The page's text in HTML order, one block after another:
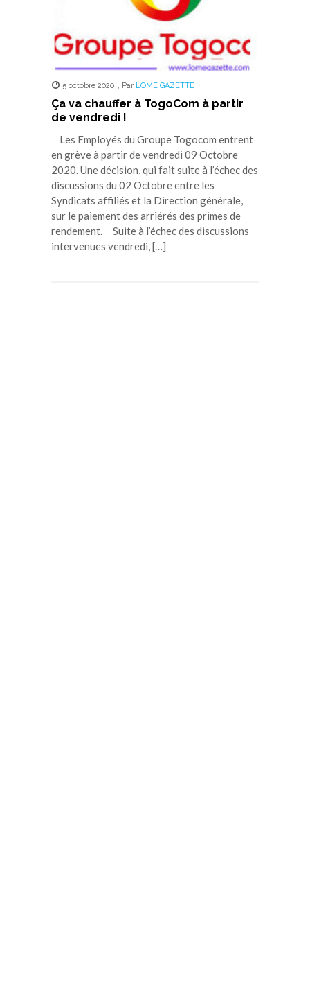
5 octobre 2020 , Par LOME GAZETTE
Ça va chauffer à TogoCom à partir
de vendredi !
Les Employés du Groupe Togocom entrent
en grève à partir de vendredi 09 Octobre
2020. Une décision, qui fait suite à l’échec des
discussions du 02 Octobre entre les
Syndicats affiliés et la Direction générale,
sur le paiement des arriérés des primes de
rendement. Suite à l’échec des discussions
intervenues vendredi, […]